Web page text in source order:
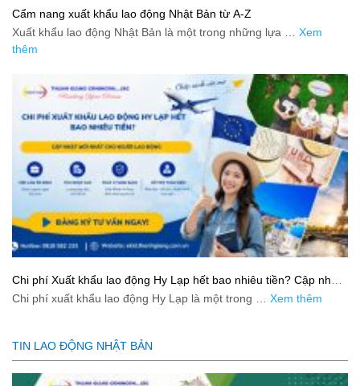
Cẩm nang xuất khẩu lao động Nhật Bản từ A-Z
Xuất khẩu lao động Nhật Bản là một trong những lựa … Xem
thêm
Chi phí Xuất khẩu lao động Hy Lạp hết bao nhiêu tiền? Cập nhật
mới nhất 2026
Chi phí xuất khẩu lao động Hy Lạp là một trong … Xem thêm
TIN LAO ĐỘNG NHẬT BẢN